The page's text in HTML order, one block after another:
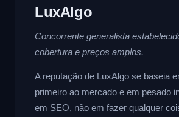
LuxAlgo
Concorrente generalista
cobertura e preços amplos.
A reputação de LuxAlgo se baseia
primeiro ao mercado e em pesado
em SEO, não em fazer qualquer